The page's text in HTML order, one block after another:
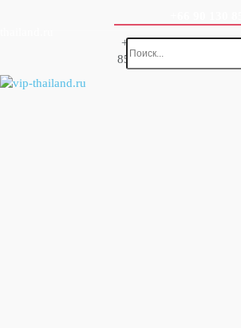
ПРАЙС-
+66 90 130
85 35